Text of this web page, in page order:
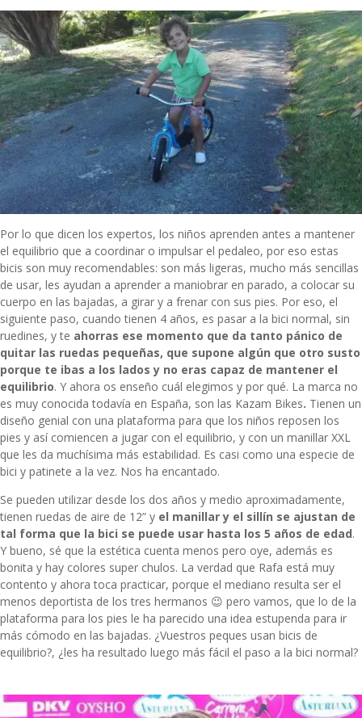
Por lo que dicen los expertos, los niños aprenden antes a mantener
el equilibrio que a coordinar o impulsar el pedaleo, por eso estas
bicis son muy recomendables: son más ligeras, mucho más sencillas
de usar, les ayudan a aprender a maniobrar en parado, a colocar su
cuerpo en las bajadas, a girar y a frenar con sus pies. Por eso, el
siguiente paso, cuando tienen 4 años, es pasar a la bici normal, sin
ruedines, y te ahorras ese momento que da tanto pánico de
quitar las ruedas pequeñas, que supone algún que otro susto
porque te ibas a los lados y no eras capaz de mantener el
equilibrio. Y ahora os enseño cuál elegimos y por qué. La marca no
es muy conocida todavía en España, son las Kazam Bikes. Tienen un
diseño genial con una plataforma para que los niños reposen los
pies y así comiencen a jugar con el equilibrio, y con un manillar XXL
que les da muchísima más estabilidad. Es casi como una especie de
bici y patinete a la vez. Nos ha encantado.
Se pueden utilizar desde los dos años y medio aproximadamente,
tienen ruedas de aire de 12” y el manillar y el sillín se ajustan de
tal forma que la bici se puede usar hasta los 5 años de edad.
Y bueno, sé que la estética cuenta menos pero oye, además es
bonita y hay colores super chulos. La verdad que Rafa está muy
contento y ahora toca practicar, porque el mediano resulta ser el
menos deportista de los tres hermanos 😉 pero vamos, que lo de la
plataforma para los pies le ha parecido una idea estupenda para ir
más cómodo en las bajadas. ¿Vuestros peques usan bicis de
equilibrio?, ¿les ha resultado luego más fácil el paso a la bici normal?